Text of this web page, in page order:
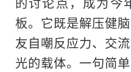
板。它既是解压健
友自嘲反应力、交
光的载体。一句简